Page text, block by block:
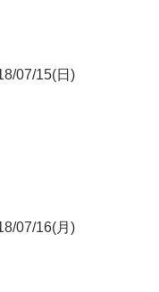
07/15(日)
07/16(月)